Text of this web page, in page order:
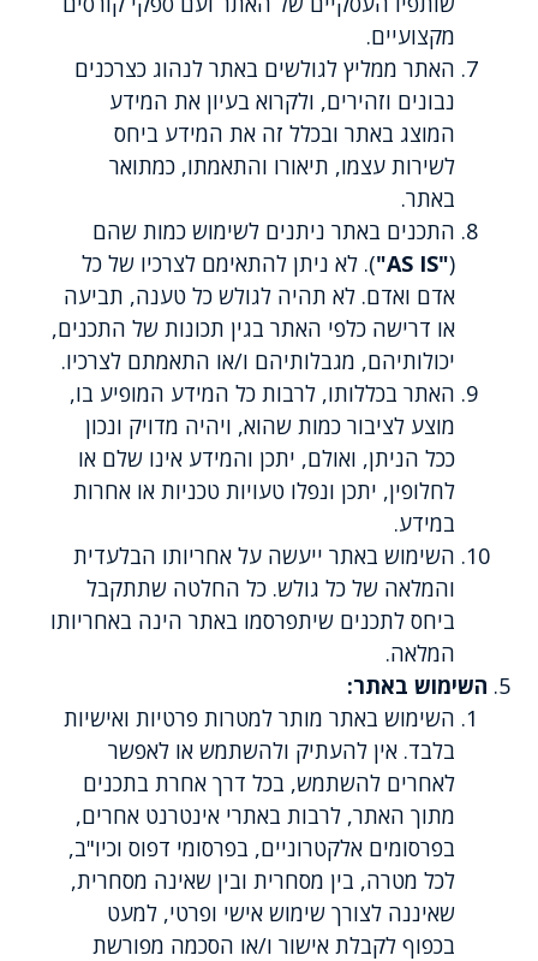
מקצועיים.
האתר ממליץ לגולשים באתר לנהוג כצרכנים
נבונים וזהירים, ולקרוא בעיון את המידע
המוצג באתר ובכלל זה את המידע ביחס
לשירות עצמו, תיאורו והתאמתו, כמתואר
באתר.
התכנים באתר ניתנים לשימוש כמות שהם
(
"AS IS"
). לא ניתן להתאימם לצרכיו של כל
אדם ואדם. לא תהיה לגולש כל טענה, תביעה
או דרישה כלפי האתר בגין תכונות של התכנים,
יכולותיהם, מגבלותיהם ו/או התאמתם לצרכיו.
האתר בכללותו, לרבות כל המידע המופיע בו,
מוצע לציבור כמות שהוא, ויהיה מדויק ונכון
ככל הניתן, ואולם, יתכן והמידע אינו שלם או
לחלופין, יתכן ונפלו טעויות טכניות או אחרות
במידע.
השימוש באתר ייעשה על אחריותו הבלעדית
והמלאה של כל גולש. כל החלטה שתתקבל
ביחס לתכנים שיתפרסמו באתר הינה באחריותו
המלאה.
השימוש באתר:
השימוש באתר מותר למטרות פרטיות ואישיות
בלבד. אין להעתיק ולהשתמש או לאפשר
לאחרים להשתמש, בכל דרך אחרת בתכנים
מתוך האתר, לרבות באתרי אינטרנט אחרים,
בפרסומים אלקטרוניים, בפרסומי דפוס וכיו"ב,
לכל מטרה, בין מסחרית ובין שאינה מסחרית,
שאיננה לצורך שימוש אישי ופרטי, למעט
בכפוף לקבלת אישור ו/או הסכמה מפורשת